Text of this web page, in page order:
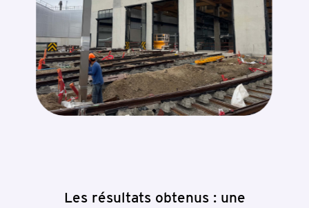
Les résultats obtenus : une